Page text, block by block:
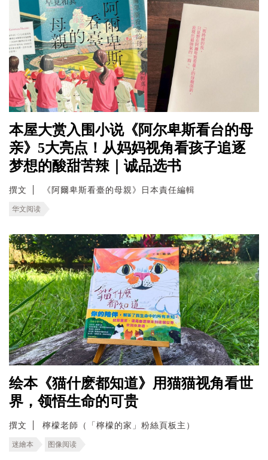
本屋大赏入围小说《阿尔卑斯看台的母
亲》5大亮点！从妈妈视角看孩子追逐
梦想的酸甜苦辣｜诚品选书
撰文 《阿爾卑斯看臺的母親》日本責任編輯
华文阅读
绘本《猫什麽都知道》用猫猫视角看世
界，领悟生命的可贵
撰文 檸檬老師（「檸檬的家」粉絲頁板主）
迷繪本 图像阅读